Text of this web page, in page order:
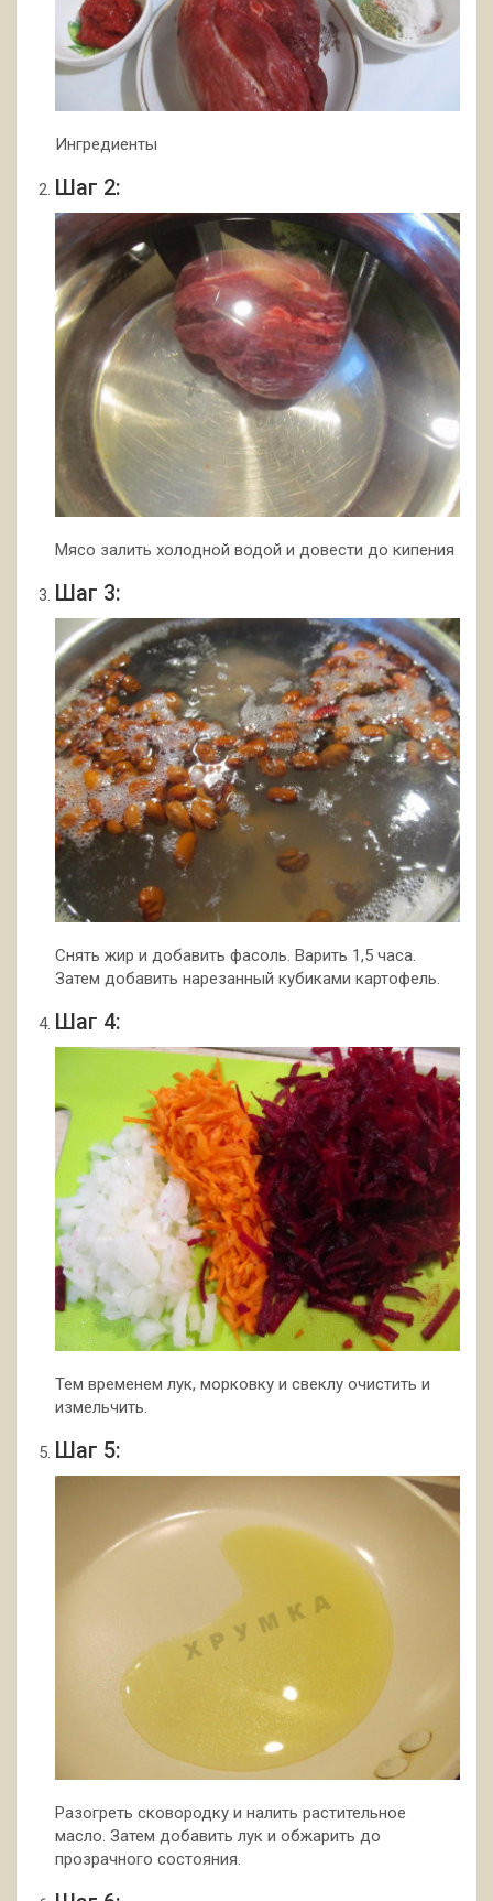
Ингредиенты
Шаг 2:
Мясо залить холодной водой и довести до кипения
Шаг 3:
Снять жир и добавить фасоль. Варить 1,5 часа.
Затем добавить нарезанный кубиками картофель.
Шаг 4:
Тем временем лук, морковку и свеклу очистить и
измельчить.
Шаг 5:
Разогреть сковородку и налить растительное
масло. Затем добавить лук и обжарить до
прозрачного состояния.